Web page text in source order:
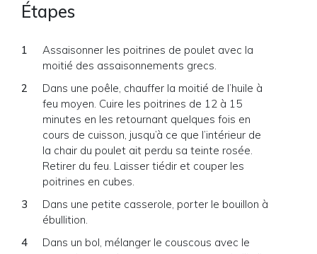
Étapes
Assaisonner les poitrines de poulet avec la
moitié des assaisonnements grecs.
Dans une poêle, chauffer la moitié de l’huile à
feu moyen. Cuire les poitrines de 12 à 15
minutes en les retournant quelques fois en
cours de cuisson, jusqu’à ce que l’intérieur de
la chair du poulet ait perdu sa teinte rosée.
Retirer du feu. Laisser tiédir et couper les
poitrines en cubes.
Dans une petite casserole, porter le bouillon à
ébullition.
Dans un bol, mélanger le couscous avec le